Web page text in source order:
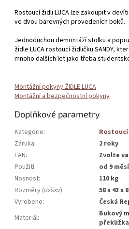
Rostoucí židli LUCA lze zakoupit v
ve dvou barevných provedeních boků.
Jednoduchou demontáží stolku a
židle LUCA rostoucí židličku SANDY,
mnoho dalších let jako třeba
Montážní pokyny ŽIDLE LUCA
Montážní a bezpečnostní pokyny
Doplňkové parametry
Kategorie:
Rostoucí
Záruka:
2 roky
EAN:
Zvolte
Použití:
od 9
Nosnost:
110 kg
Rozměry (dxšxv):
58 x 43 x
Vyrobeno:
Česká
Materiál:
Bukový
překližka